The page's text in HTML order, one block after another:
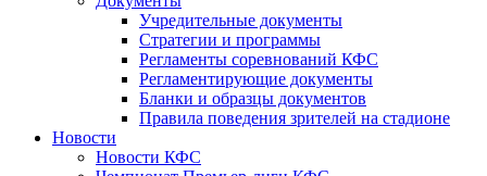
Учредительные документы
Стратегии и программы
Регламенты соревнований КФС
Регламентирующие документы
Бланки и образцы документов
Правила поведения зрителей на стадионе
Новости
Новости КФС